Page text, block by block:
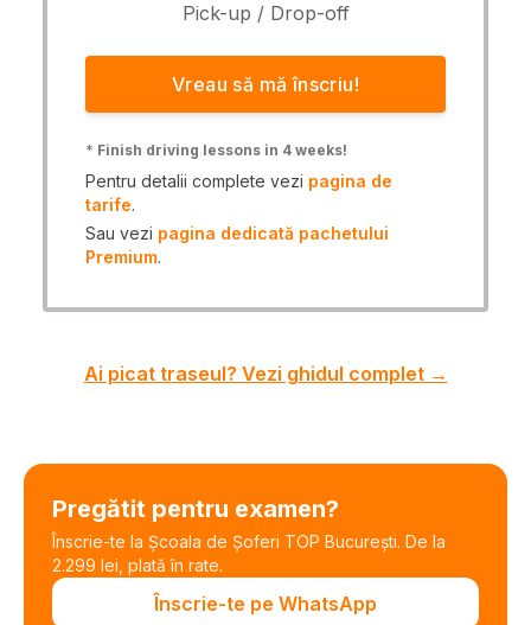
Pick-up / Drop-off
Vreau să mă înscriu!
* Finish driving lessons in 4 weeks!
Pentru detalii complete vezi pagina de
tarife.
Sau vezi pagina dedicată pachetului
Premium.
Ai picat traseul? Vezi ghidul complet →
Pregătit pentru examen?
Înscrie-te la Școala de Șoferi TOP București. De la
2.299 lei, plată în rate.
Înscrie-te pe WhatsApp